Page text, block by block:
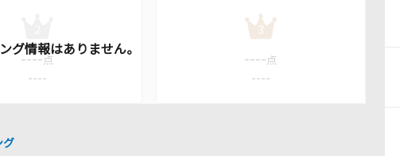
---- 点
----
3
---- 点
----
グ